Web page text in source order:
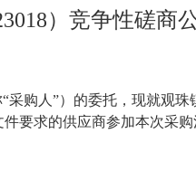
）竞争性磋商
“采购人”）的委托，现就观珠
要求的供应商参加本次采购